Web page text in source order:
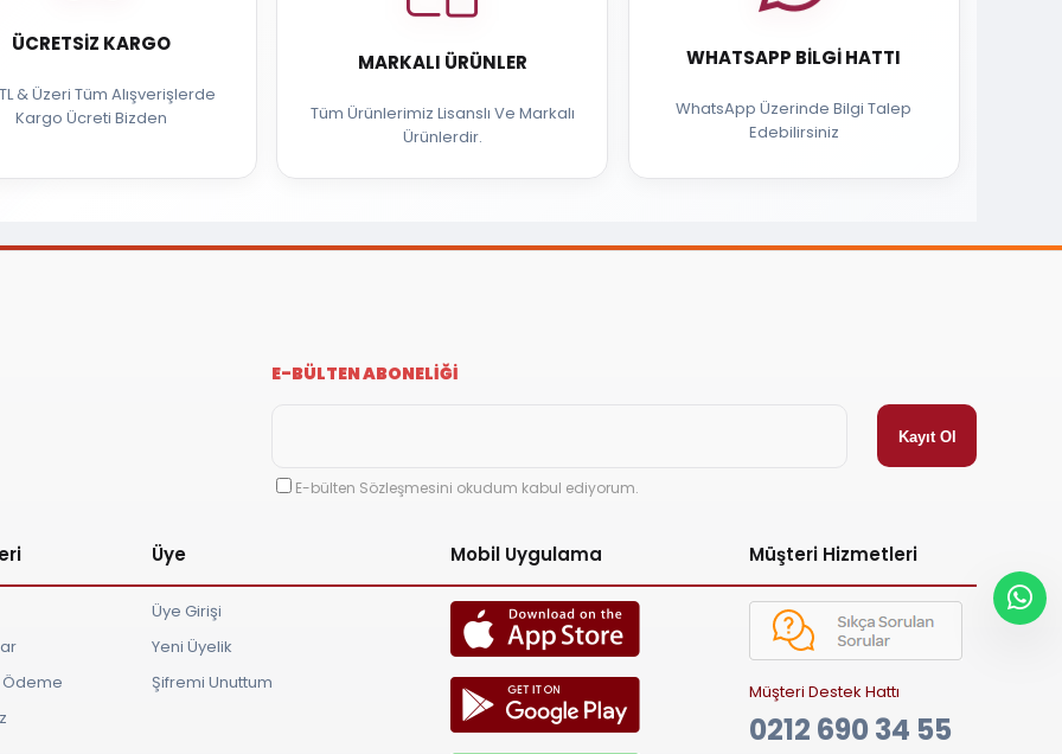
ÜCRETSIZ KARGO
& Üzeri Tüm Alışverişlerde
Kargo Ücreti Bizden
MARKALI ÜRÜNLER
Tüm Ürünlerimiz Lisanslı Ve Markalı
Ürünlerdir.
WHATSAPP BILGI HATTI
WhatsApp Üzerinde Bilgi Talep
Edebilirsiniz
E-BÜLTEN ABONELİĞİ
E-bülten Sözleşmesini okudum kabul ediyorum.
Ödeme
Üye
Üye Girişi
Yeni Üyelik
Şifremi Unuttum
Mobil Uygulama Müşteri Hizmetleri
Müşteri Destek Hattı
0212 690 34 55